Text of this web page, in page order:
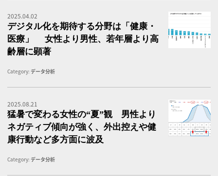
2025.04.02
デジタル化を期待する分野は「健康・
医療」 女性より男性、若年層より高
齢層に顕著
Category: データ分析
2025.08.21
猛暑で変わる女性の“夏”観 男性より
ネガティブ傾向が強く、外出控えや健
康行動など多方面に波及
Category: データ分析